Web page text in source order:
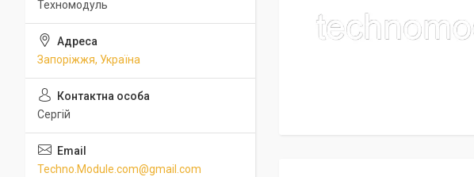
Техномодуль
Запоріжжя, Україна
Сергій
Techno.Module.com@gmail.com